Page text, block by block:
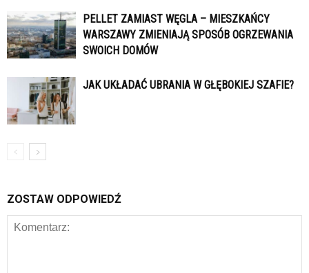
PELLET ZAMIAST WĘGLA – MIESZKAŃCY
WARSZAWY ZMIENIAJĄ SPOSÓB OGRZEWANIA
SWOICH DOMÓW
JAK UKŁADAĆ UBRANIA W GŁĘBOKIEJ SZAFIE?
ZOSTAW ODPOWIEDŹ